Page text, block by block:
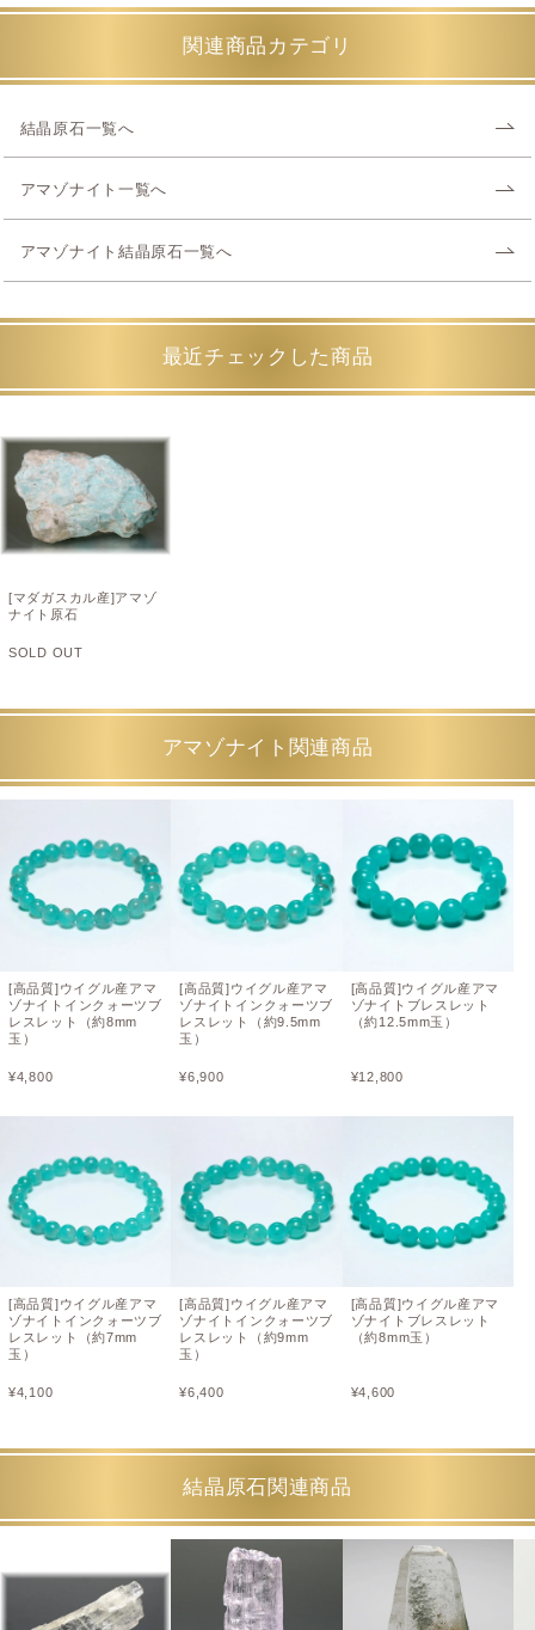
関連商品カテゴリ
結晶原石一覧へ
アマゾナイト一覧へ
アマゾナイト結晶原石一覧へ
最近チェックした商品
[マダガスカル産]アマゾ
ナイト原石
SOLD OUT
アマゾナイト関連商品
[高品質]ウイグル産アマ
ゾナイトインクォーツブ
レスレット（約8mm
玉）
¥4,800
[高品質]ウイグル産アマ
ゾナイトインクォーツブ
レスレット（約7mm
玉）
¥4,100
[高品質]ウイグル産アマ
ゾナイトインクォーツブ
レスレット（約9.5mm
玉）
¥6,900
[高品質]ウイグル産アマ
ゾナイトインクォーツブ
レスレット（約9mm
玉）
¥6,400
[高品質]ウイグル産アマ
ゾナイトブレスレット
（約12.5mm玉）
¥12,800
[高品質]ウイグル産アマ
ゾナイトブレスレット
（約8mm玉）
¥4,600
結晶原石関連商品